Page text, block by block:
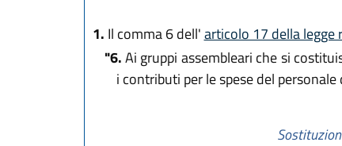
1. Il comma 6 dell'articolo 17 della legge
"6.Ai gruppi assembleari che si
i contributi per le spese del